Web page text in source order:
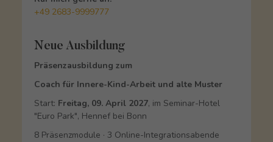
+49 2683-9999777
Neue Ausbildung
Präsenzausbildung zum
Coach für Innere-Kind-Arbeit und alte Muster
Start: Freitag, 09. April 2027, im Seminar-Hotel
"Euro Park", Hennef bei Bonn
8 Präsenzmodule · 3 Online-Integrationsabende